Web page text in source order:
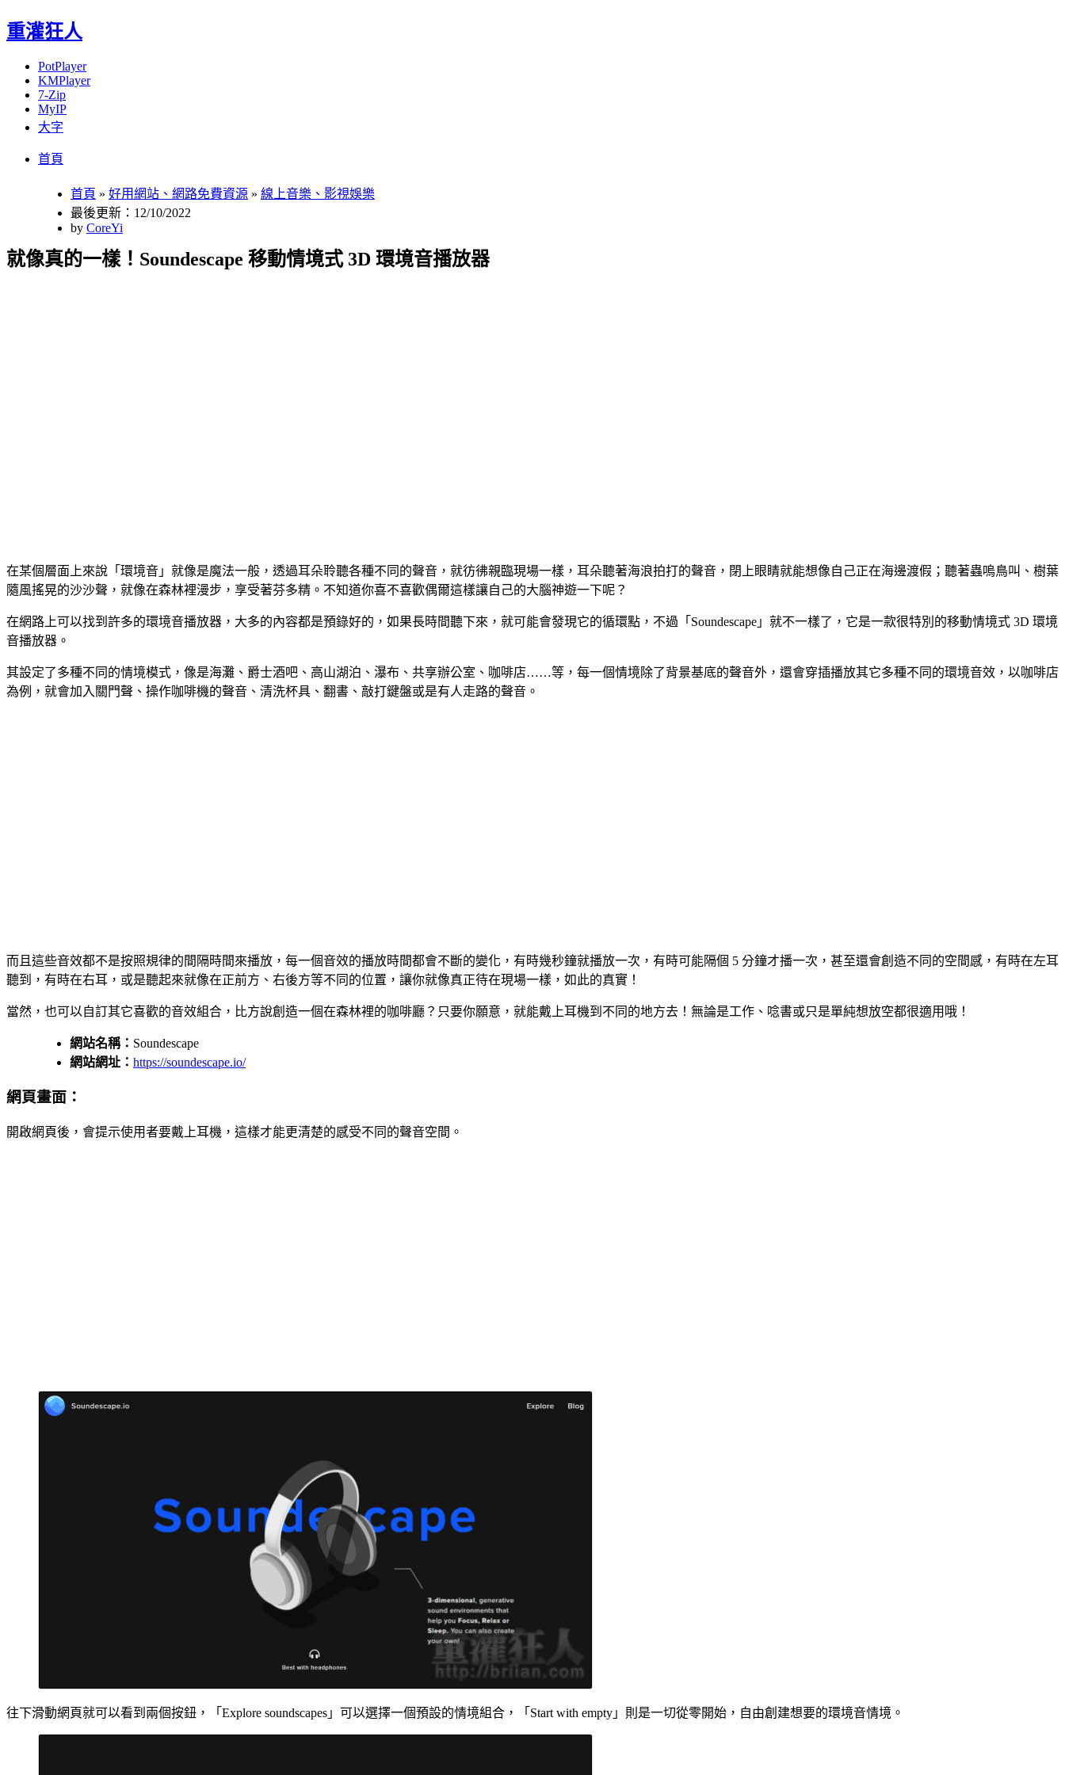
重灌狂人
PotPlayer
KMPlayer
7-Zip
MyIP
大字
首頁
首頁 » 好用網站、網路免費資源 » 線上音樂、影視娛樂
最後更新：12/10/2022
by CoreYi
就像真的一樣！Soundescape 移動情境式 3D 環境音播放器
在某個層面上來說「環境音」就像是魔法一般，透過耳朵聆聽各種不同的聲音，就彷彿親臨現場一樣，耳朵聽著海浪拍打的聲音，閉上眼睛就能想像自己正在海邊渡假；聽著蟲嗚鳥叫、樹葉
隨風搖晃的沙沙聲，就像在森林裡漫步，享受著芬多精。不知道你喜不喜歡偶爾這樣讓自己的大腦神遊一下呢？
在網路上可以找到許多的環境音播放器，大多的內容都是預錄好的，如果長時間聽下來，就可能會發現它的循環點，不過「Soundescape」就不一樣了，它是一款很特別的移動情境式 3D 環境
音播放器。
其設定了多種不同的情境模式，像是海灘、爵士酒吧、高山湖泊、瀑布、共享辦公室、咖啡店……等，每一個情境除了背景基底的聲音外，還會穿插播放其它多種不同的環境音效，以咖啡店
為例，就會加入關門聲、操作咖啡機的聲音、清洗杯具、翻書、敲打鍵盤或是有人走路的聲音。
而且這些音效都不是按照規律的間隔時間來播放，每一個音效的播放時間都會不斷的變化，有時幾秒鐘就播放一次，有時可能隔個 5 分鐘才播一次，甚至還會創造不同的空間感，有時在左耳
聽到，有時在右耳，或是聽起來就像在正前方、右後方等不同的位置，讓你就像真正待在現場一樣，如此的真實！
當然，也可以自訂其它喜歡的音效組合，比方說創造一個在森林裡的咖啡廳？只要你願意，就能戴上耳機到不同的地方去！無論是工作、唸書或只是單純想放空都很適用哦！
網站名稱： Soundescape
網站網址： https://soundescape.io/
網頁畫面：
開啟網頁後，會提示使用者要戴上耳機，這樣才能更清楚的感受不同的聲音空間。
往下滑動網頁就可以看到兩個按鈕，「Explore soundscapes」可以選擇一個預設的情境組合，「Start with empty」則是一切從零開始，自由創建想要的環境音情境。